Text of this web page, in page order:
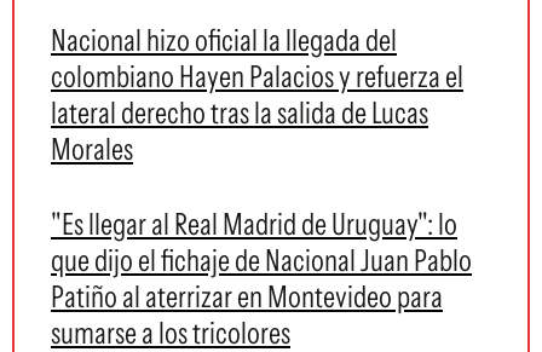
Nacional hizo oficial la llegada del
colombiano Hayen Palacios y refuerza el
lateral derecho tras la salida de Lucas
Morales
"Es llegar al Real Madrid de Uruguay": lo
que dijo el fichaje de Nacional Juan Pablo
Patiño al aterrizar en Montevideo para
sumarse a los tricolores